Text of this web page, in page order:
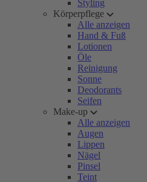
Styling
Körperpflege
Alle anzeigen
Hand & Fuß
Lotionen
Öle
Reinigung
Sonne
Deodorants
Seifen
Make-up
Alle anzeigen
Augen
Lippen
Nägel
Pinsel
Teint